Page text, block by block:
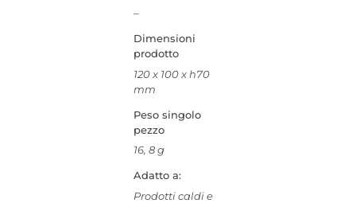
–
Dimensioni
prodotto
120 x 100 x h70
mm
Peso singolo
pezzo
16, 8 g
Adatto a:
Prodotti caldi e